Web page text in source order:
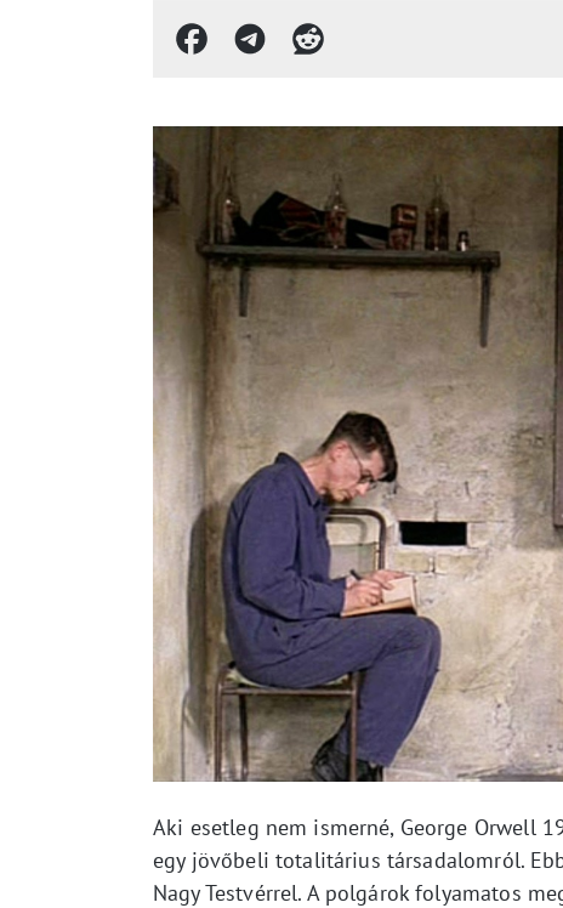
Aki esetleg nem ismerné, George Orwell
egy jövőbeli totalitárius társadalomról.
Nagy Testvérrel. A polgárok folyamatos